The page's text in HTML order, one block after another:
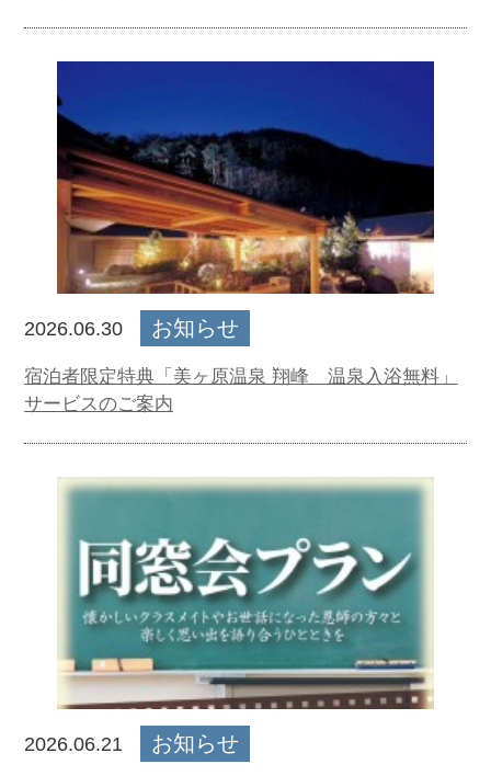
2026.06.30 お知らせ
宿泊者限定特典「美ヶ原温泉 翔峰 温泉入浴無料」
サービスのご案内
2026.06.21 お知らせ